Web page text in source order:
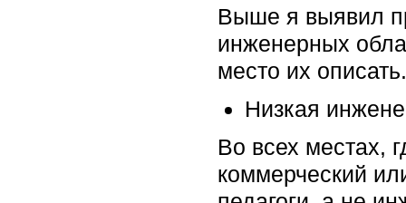
Выше я выявил
инженерных
место их описать.
Низкая
Во всех местах,
коммерческий